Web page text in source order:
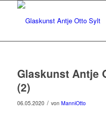
Glaskunst Antje
(2)
06.05.2020 / von ManniOtto